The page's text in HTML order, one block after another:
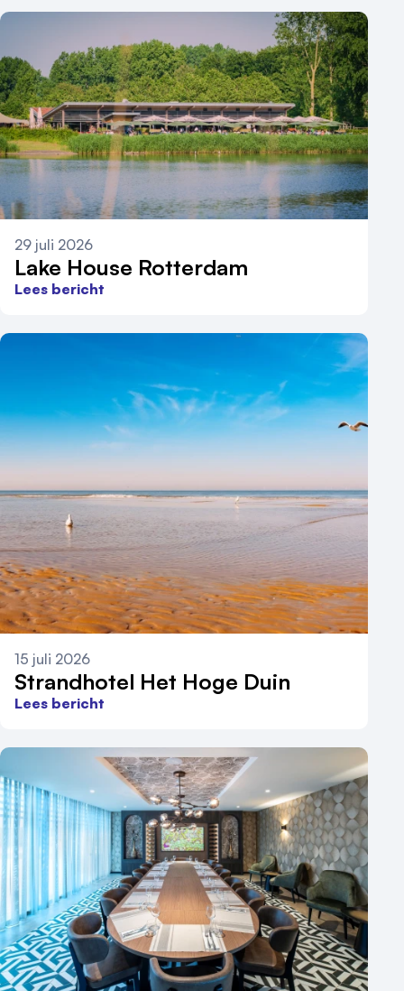
29 juli 2026
Lake House Rotterdam
Lees bericht
15 juli 2026
Strandhotel Het Hoge Duin
Lees bericht